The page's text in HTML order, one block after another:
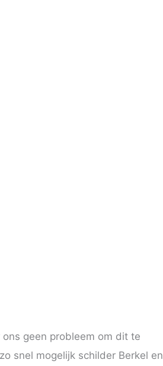
geen probleem om dit te
snel mogelijk schilder Berkel en